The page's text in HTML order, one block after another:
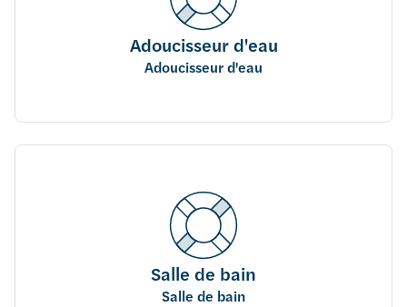
Adoucisseur d'eau
Adoucisseur d'eau
Salle de bain
Salle de bain